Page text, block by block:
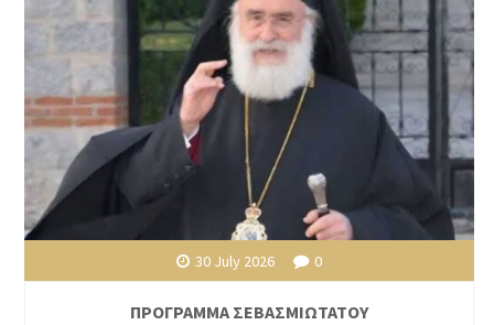
30 July 2026 0
ΠΡΟΓΡΑΜΜΑ ΣΕΒΑΣΜΙΩΤΑΤΟΥ